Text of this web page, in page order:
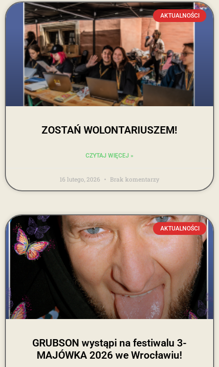
AKTUALNOŚCI
ZOSTAŃ WOLONTARIUSZEM!
CZYTAJ WIĘCEJ »
16 lutego, 2026 Brak komentarzy
AKTUALNOŚCI
GRUBSON wystąpi na festiwalu 3-
MAJÓWKA 2026 we Wrocławiu!